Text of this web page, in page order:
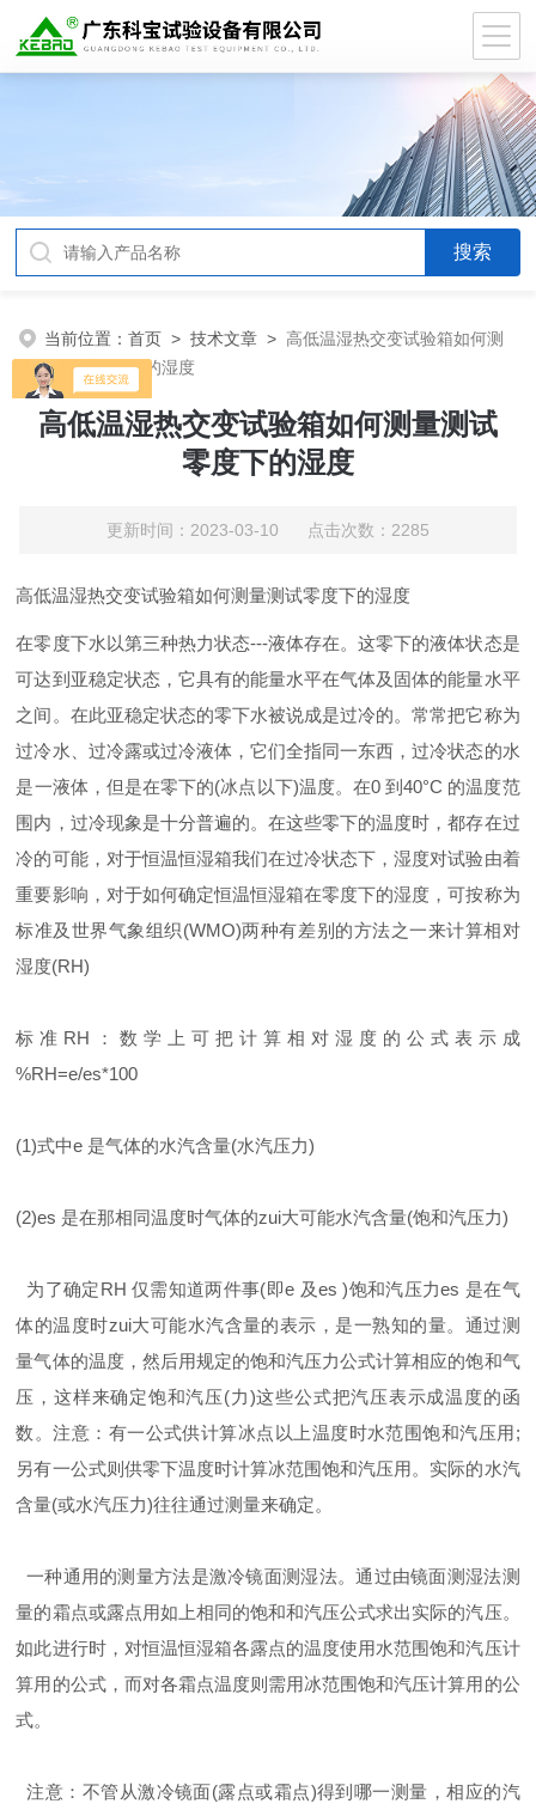
当前位置：首页 >技术文章 > 高低温湿热交变试验箱如何测
量测试零度下的湿度
高低温湿热交变试验箱如何测量测试
零度下的湿度
更新时间：2023-03-10 点击次数：2285
高低温湿热交变试验箱如何测量测试零度下的湿度
在零度下水以第三种热力状态---液体存在。这零下的液体状态是
可达到亚稳定状态，它具有的能量水平在气体及固体的能量水平
之间。在此亚稳定状态的零下水被说成是过冷的。常常把它称为
过冷水、过冷露或过冷液体，它们全指同一东西，过冷状态的水
是一液体，但是在零下的(冰点以下)温度。在0 到40°C 的温度范
围内，过冷现象是十分普遍的。在这些零下的温度时，都存在过
冷的可能，对于恒温恒湿箱我们在过冷状态下，湿度对试验由着
重要影响，对于如何确定恒温恒湿箱在零度下的湿度，可按称为
标准及世界气象组织(WMO)两种有差别的方法之一来计算相对
湿度(RH)
标准RH：数学上可把计算相对湿度的公式表示成
%RH=e/es*100
(1)式中e 是气体的水汽含量(水汽压力)
(2)es 是在那相同温度时气体的zui大可能水汽含量(饱和汽压力)
为了确定RH 仅需知道两件事(即e 及es )饱和汽压力es 是在气
体的温度时zui大可能水汽含量的表示，是一熟知的量。通过测
量气体的温度，然后用规定的饱和汽压力公式计算相应的饱和气
压，这样来确定饱和汽压(力)这些公式把汽压表示成温度的函
数。注意：有一公式供计算冰点以上温度时水范围饱和汽压用;
另有一公式则供零下温度时计算冰范围饱和汽压用。实际的水汽
含量(或水汽压力)往往通过测量来确定。
一种通用的测量方法是激冷镜面测湿法。通过由镜面测湿法测
量的霜点或露点用如上相同的饱和和汽压公式求出实际的汽压。
如此进行时，对恒温恒湿箱各露点的温度使用水范围饱和汽压计
算用的公式，而对各霜点温度则需用冰范围饱和汽压计算用的公
式。
注意：不管从激冷镜面(露点或霜点)得到哪一测量，相应的汽